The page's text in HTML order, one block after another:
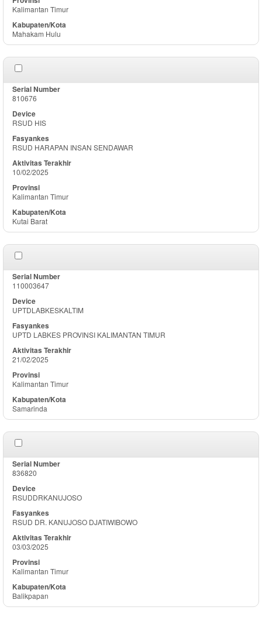
Kalimantan Timur
Mahakam Hulu
810676
RSUD HIS
RSUD HARAPAN INSAN SENDAWAR
10/02/2025
Kalimantan Timur
Kutai Barat
110003647
UPTDLABKESKALTIM
UPTD LABKES PROVINSI KALIMANTAN TIMUR
21/02/2025
Kalimantan Timur
Samarinda
836820
RSUDDRKANUJOSO
RSUD DR. KANUJOSO DJATIWIBOWO
03/03/2025
Kalimantan Timur
Balikpapan